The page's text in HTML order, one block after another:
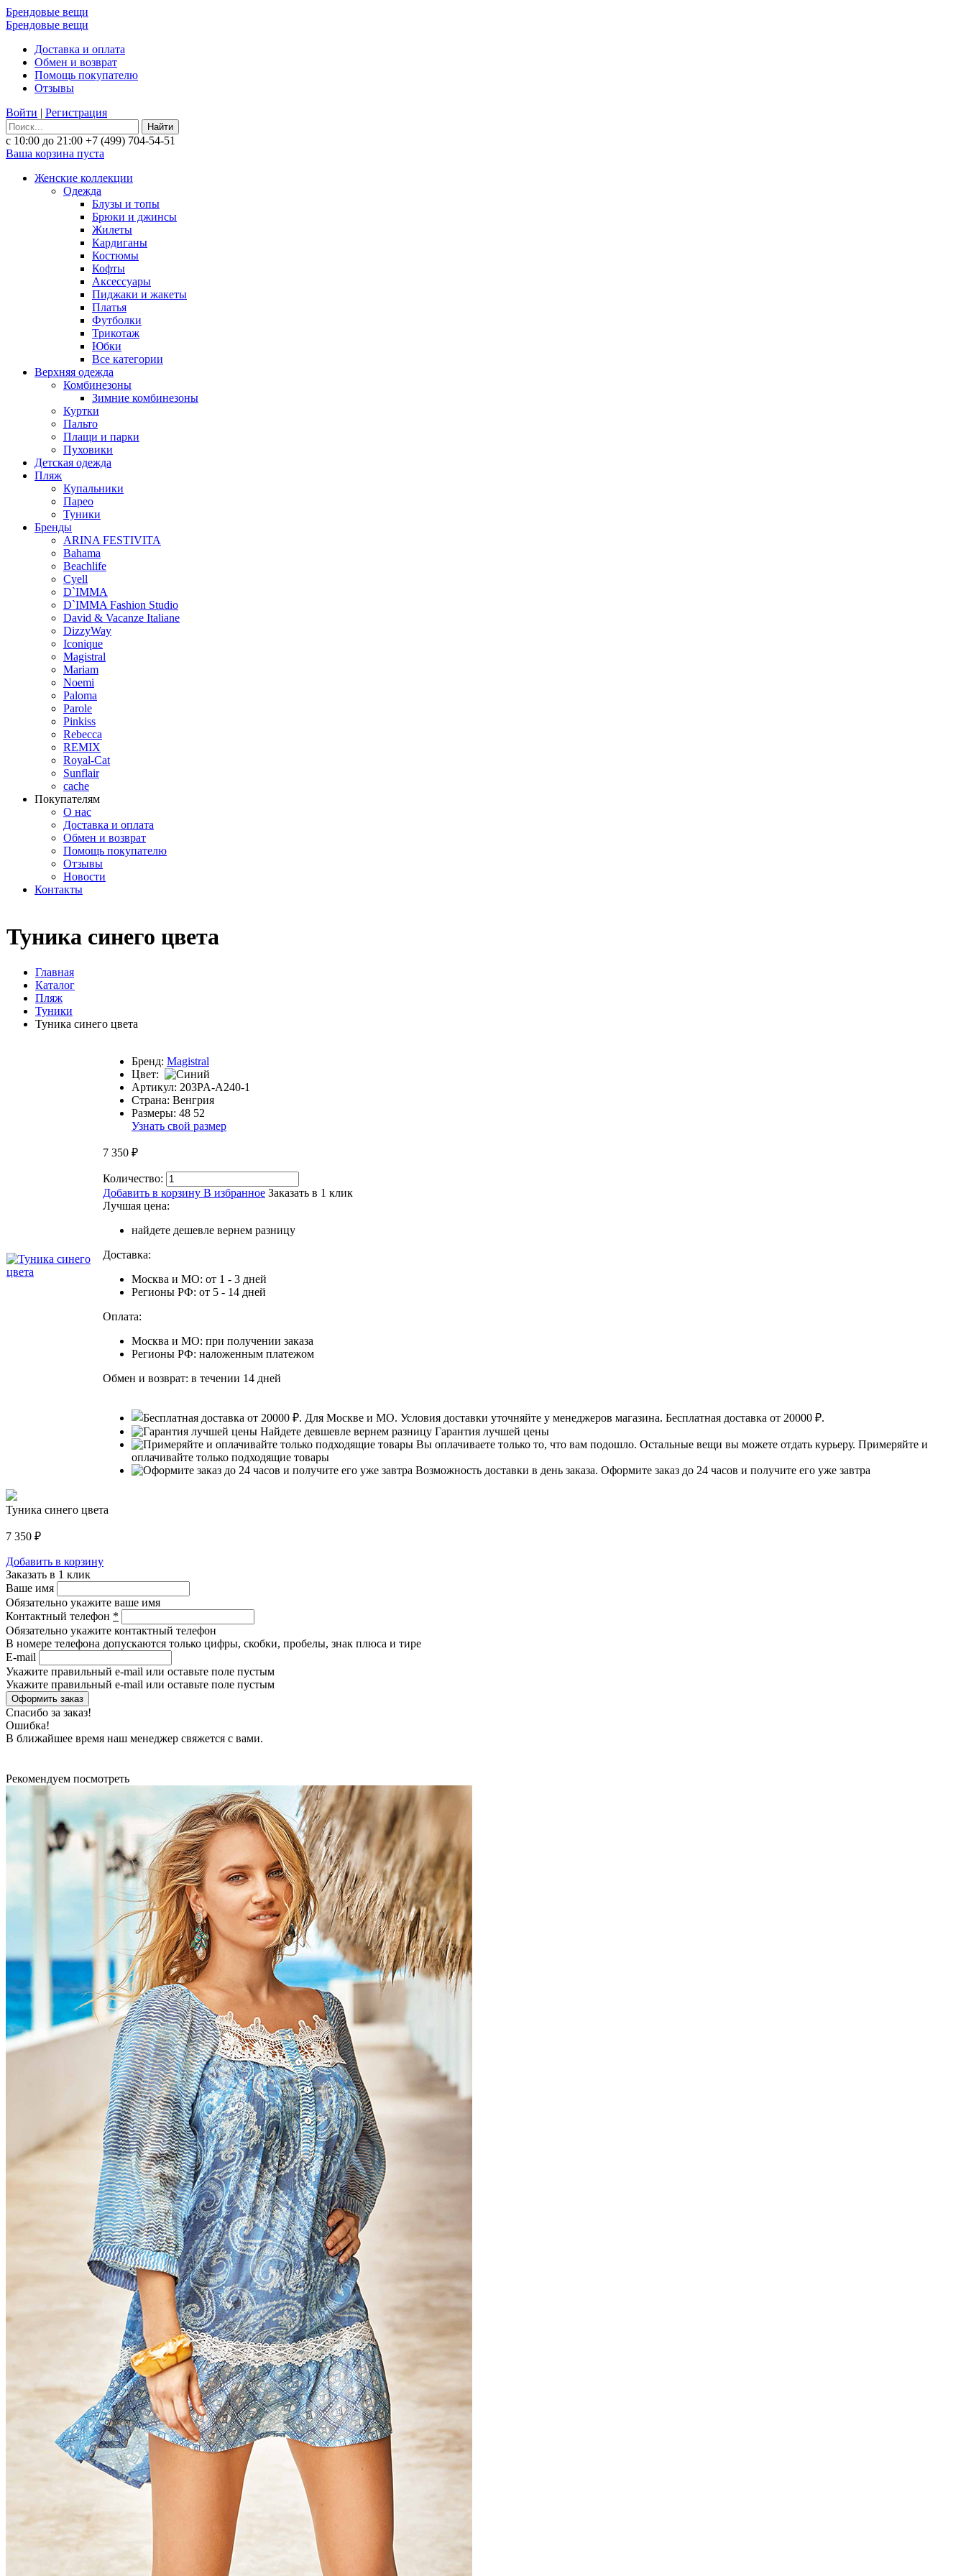
Брендовые вещи
Брендовые вещи
Доставка и оплата
Обмен и возврат
Помощь покупателю
Отзывы
Войти | Регистрация
Найти
с 10:00 до 21:00 +7 (499) 704-54-51
Ваша корзина пуста
Женские коллекции
Одежда
Блузы и топы
Брюки и джинсы
Жилеты
Кардиганы
Костюмы
Кофты
Аксессуары
Пиджаки и жакеты
Платья
Футболки
Трикотаж
Юбки
Все категории
Верхняя одежда
Комбинезоны
Зимние комбинезоны
Куртки
Пальто
Плащи и парки
Пуховики
Детская одежда
Пляж
Купальники
Парео
Туники
Бренды
ARINA FESTIVITA
Bahama
Beachlife
Cyell
D`IMMA
D`IMMA Fashion Studio
David & Vacanze Italiane
DizzyWay
Iconique
Magistral
Mariam
Noemi
Paloma
Parole
Pinkiss
Rebecca
REMIX
Royal-Cat
Sunflair
cache
Покупателям
О нас
Доставка и оплата
Обмен и возврат
Помощь покупателю
Отзывы
Новости
Контакты
Туника синего цвета
Главная
Каталог
Пляж
Туники
Туника синего цвета
Бренд: Magistral
Цвет:
Артикул: 203PA-A240-1
Страна: Венгрия
Размеры: 48 52
Узнать свой размер
7 350 ₽
Количество:
Добавить в корзину В избранное Заказать в 1 клик
Лучшая цена:
найдете дешевле вернем разницу
Доставка:
Москва и МО: от 1 - 3 дней
Регионы РФ: от 5 - 14 дней
Оплата:
Москва и МО: при получении заказа
Регионы РФ: наложенным платежом
Обмен и возврат: в течении 14 дней
Для Москве и МО. Условия доставки уточняйте у менеджеров магазина. Бесплатная доставка от 20000 ₽.
Найдете девшевле вернем разницу Гарантия лучшей цены
Вы оплачиваете только то, что вам подошло. Остальные вещи вы можете отдать курьеру. Примеряйте и
оплачивайте только подходящие товары
Возможность доставки в день заказа. Оформите заказ до 24 часов и получите его уже завтра
Туника синего цвета
7 350 ₽
Добавить в корзину
Заказать в 1 клик
Ваше имя
Обязательно укажите ваше имя
Контактный телефон *
Обязательно укажите контактный телефон
В номере телефона допускаются только цифры, скобки, пробелы, знак плюса и тире
E-mail
Укажите правильный e-mail или оставьте поле пустым
Укажите правильный e-mail или оставьте поле пустым
Спасибо за заказ!
Ошибка!
В ближайшее время наш менеджер свяжется с вами.
Рекомендуем посмотреть